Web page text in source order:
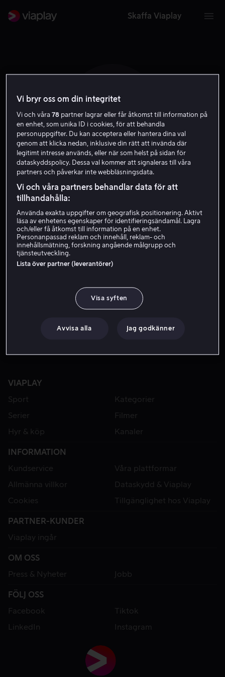
Skaffa Viaplay
N J
Noel Johansen
VIAPLAY
Sport
Kategorier
Serier
Filmer
Hyr & köp
Kanaler
INFORMATION
Kundservice
Våra plattformar
Allmänna villkor
Dataskydd & Viaplay
Cookies
Tillgänglighet hos Viaplay
PARTNER-KUNDER
Viaplay ingår
OM OSS
Press & Nyheter
Jobb
FÖLJ OSS
Facebook
Tiktok
LinkedIn
Instagram
Vi bryr oss om din integritet
Vi och våra78 partner lagrar eller får åtkomst till information på
en enhet, som unika ID i cookies, för att behandla
personuppgifter. Du kan acceptera eller hantera dina val
genom att klicka nedan, inklusive din rätt att invända där
legitimt intresse används, eller när som helst på sidan för
dataskyddspolicy. Dessa val kommer att signaleras till våra
partners och påverkar inte webbläsningsdata.
Vi och våra partners behandlar data för att
tillhandahålla:
Använda exakta uppgifter om geografisk positionering. Aktivt
läsa av enhetens egenskaper för identifieringsändamål. Lagra
och/eller få åtkomst till information på en enhet.
Personanpassad reklam och innehåll, reklam- och
innehållsmätning, forskning angående målgrupp och
tjänsteutveckling.
Lista över partner (leverantörer)
Visa syften
Avvisa alla Jag godkänner